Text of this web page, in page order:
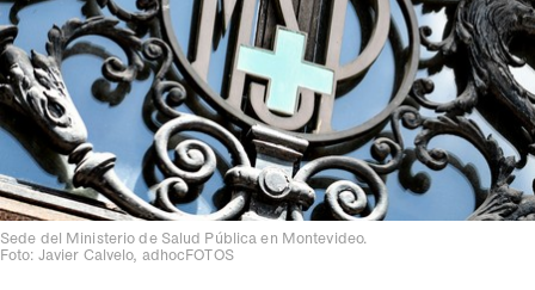
Sede del Ministerio de Salud Pública en Montevideo.
Foto: Javier Calvelo, adhocFOTOS